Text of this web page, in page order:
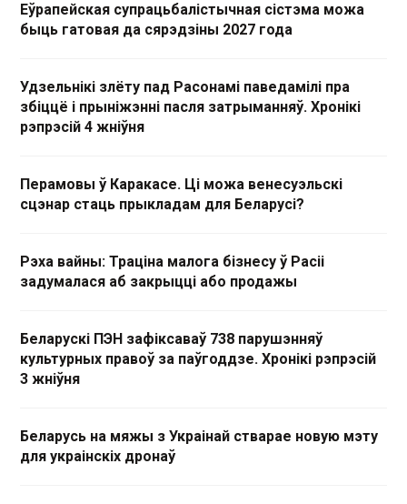
Еўрапейская супрацьбалістычная сістэма можа
быць гатовая да сярэдзіны 2027 года
Удзельнікі злёту пад Расонамі паведамілі пра
збіццё і прыніжэнні пасля затрыманняў. Хронікі
рэпрэсій 4 жніўня
Перамовы ў Каракасе. Ці можа венесуэльскі
сцэнар стаць прыкладам для Беларусі?
Рэха вайны: Траціна малога бізнесу ў Расіі
задумалася аб закрыцці або продажы
Беларускі ПЭН зафіксаваў 738 парушэнняў
культурных правоў за паўгоддзе. Хронікі рэпрэсій
3 жніўня
Беларусь на мяжы з Украінай стварае новую мэту
для украінскіх дронаў